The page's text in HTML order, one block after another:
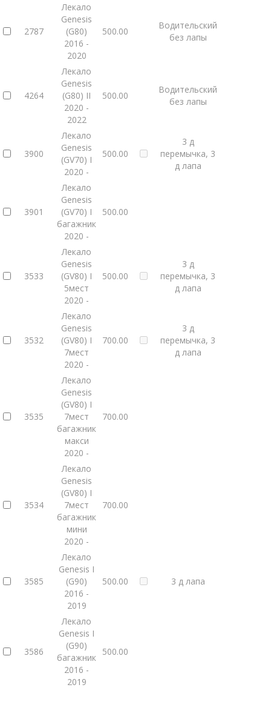
2787
Лекало
Genesis
(G80)
2016 -
2020
500.00
Водительский
без лапы
4264
Лекало
Genesis
(G80) II
2020 -
2022
500.00
Водительский
без лапы
3900
Лекало
Genesis
(GV70) I
2020 -
500.00
3 д
перемычка, 3
д лапа
3901
Лекало
Genesis
(GV70) I
багажник
2020 -
500.00
3533
Лекало
Genesis
(GV80) I
5мест
2020 -
500.00
3 д
перемычка, 3
д лапа
3532
Лекало
Genesis
(GV80) I
7мест
2020 -
700.00
3 д
перемычка, 3
д лапа
3535
Лекало
Genesis
(GV80) I
7мест
багажник
макси
2020 -
700.00
3534
Лекало
Genesis
(GV80) I
7мест
багажник
мини
2020 -
700.00
3585
Лекало
Genesis I
(G90)
2016 -
2019
500.00 3 д лапа
3586
Лекало
Genesis I
(G90)
багажник
2016 -
2019
500.00